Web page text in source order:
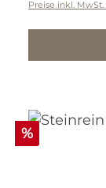
Preise inkl.
Rabatt
%